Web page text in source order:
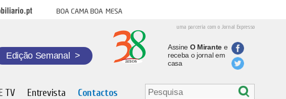
Boa cama boa mesa
uma parceria com o Jornal Expresso
Edição Semanal >
Assine O Mirantee
receba o jornal em
casa
TV Entrevista Contactos